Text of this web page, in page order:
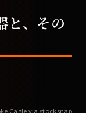
と、その
Cagle via stocksnap